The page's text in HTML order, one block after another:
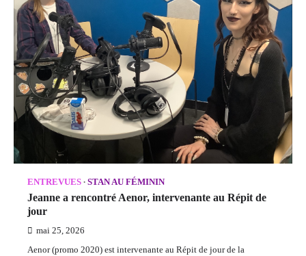
ENTREVUES STAN AU FÉMININ
Jeanne a rencontré Aenor, intervenante au Répit de
jour
mai 25, 2026
Aenor (promo 2020) est intervenante au Répit de jour de la